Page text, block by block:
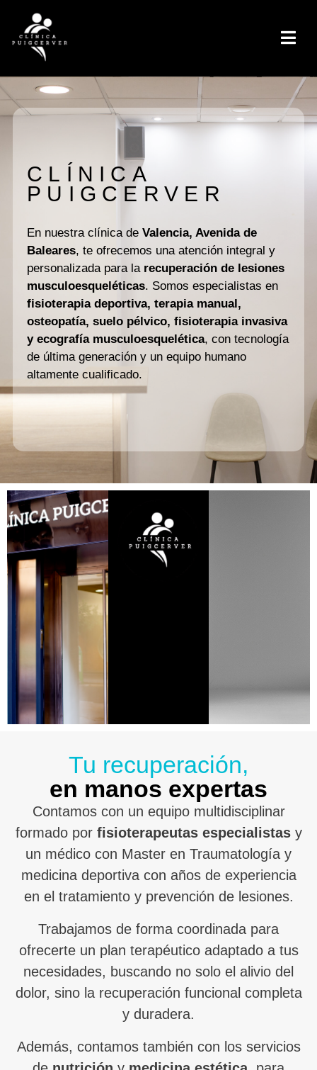
CLÍNICA
PUIGCERVER
En nuestra clínica de Valencia, Avenida de
Baleares, te ofrecemos una atención integral y
personalizada para la recuperación de lesiones
musculoesqueléticas. Somos especialistas en
fisioterapia deportiva, terapia manual,
osteopatía, suelo pélvico, fisioterapia invasiva
y ecografía musculoesquelética, con tecnología
de última generación y un equipo humano
altamente cualificado.
Tu recuperación,
en manos expertas
Contamos con un equipo multidisciplinar
formado por fisioterapeutas especialistasy
un médico con Master en Traumatología y
medicina deportiva con años de experiencia
en el tratamiento y prevención de lesiones.
Trabajamos de forma coordinada para
ofrecerte un plan terapéutico adaptado a tus
necesidades, buscando no solo el alivio del
dolor, sino la recuperación funcional completa
y duradera.
Además, contamos también con los servicios